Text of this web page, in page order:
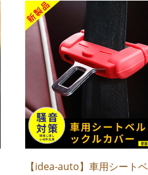
【idea-auto】車用シート